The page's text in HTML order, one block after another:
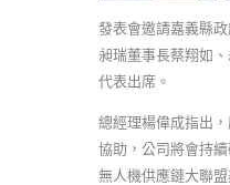
發表會邀請嘉義縣
昶瑞董事長蔡翔如
代表出席。
總經理楊偉成指出
協助，公司將會持
無人機供應鏈大聯